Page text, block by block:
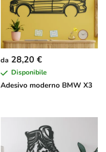
Adesivo moderno BMW X3
da 28,20 €
Disponibile